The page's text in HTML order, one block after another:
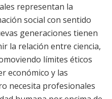
representan la
social con sentido
generaciones tienen
la relación entre ciencia,
límites éticos
económico y las
necesita profesionales